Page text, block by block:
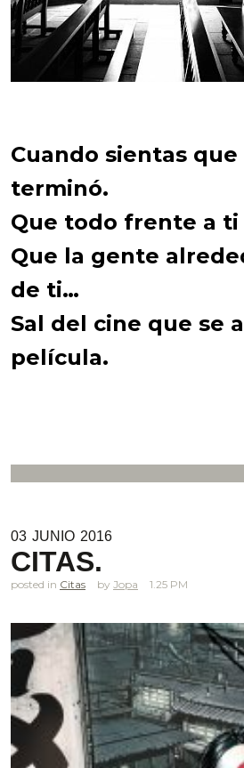
Cuando sientas
terminó.
Que todo frente a ti
Que la gente
de ti…
Sal del cine que se
película.
03 JUNIO 2016
CITAS.
posted in Citas Jopa 1.25 PM